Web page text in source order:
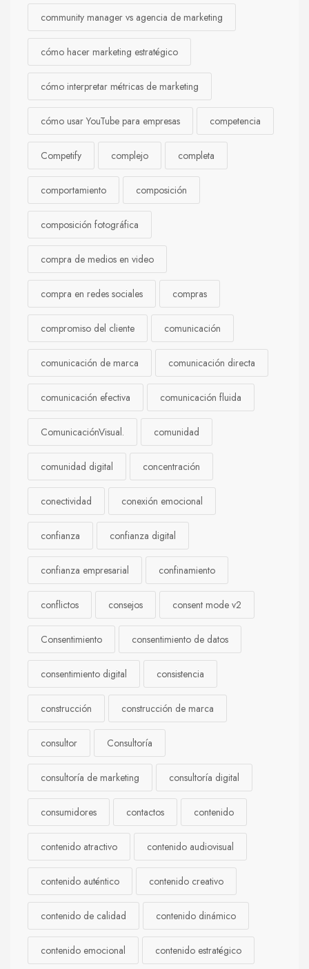
community manager vs agencia de marketing
cómo hacer marketing estratégico
cómo interpretar métricas de marketing
cómo usar YouTube para empresas competencia
Competify complejo completa
comportamiento composición
composición fotográfica
compra de medios en video
compra en redes sociales compras
compromiso del cliente comunicación
comunicación de marca comunicación directa
comunicación efectiva comunicación fluida
ComunicaciónVisual. comunidad
comunidad digital concentración
conectividad conexión emocional
confianza confianza digital
confianza empresarial confinamiento
conflictos consejos consent mode v2
Consentimiento consentimiento de datos
consentimiento digital consistencia
construcción construcción de marca
consultor Consultoría
consultoría de marketing consultoría digital
consumidores contactos contenido
contenido atractivo contenido audiovisual
contenido auténtico contenido creativo
contenido de calidad contenido dinámico
contenido emocional contenido estratégico